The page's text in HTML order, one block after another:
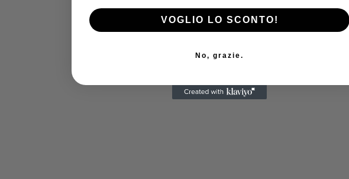
VOGLIO LO SCONTO!
No, grazie.